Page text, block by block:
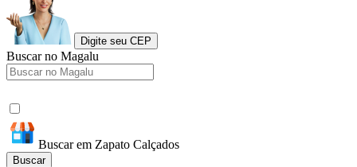
Digite seu CEP
Buscar no Magalu
Buscar em Zapato Calçados
Buscar